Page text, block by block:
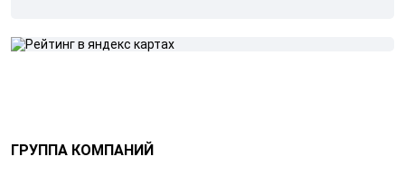
ГРУППА КОМПАНИЙ